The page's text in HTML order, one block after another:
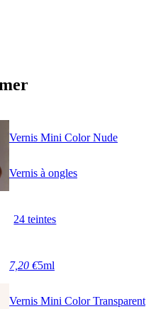
Vernis Mini Color Nude
Vernis à ongles
24 teintes
7,20 €5ml
Vernis Mini Color Transparent